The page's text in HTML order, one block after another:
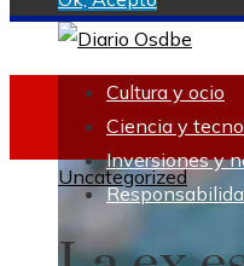
Cultura y ocio
Ciencia y
Inversiones y
Uncategorized